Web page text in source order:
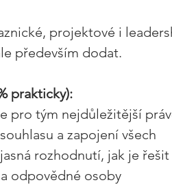
projektové i
především dodat.
prakticky):
pro tým nejdůležitější
a zapojení všech
rozhodnutí, jak je řešit
odpovědné osoby